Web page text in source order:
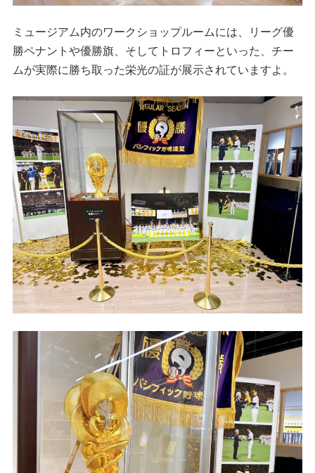
ミュージアム内のワークショップルームには、リーグ優
勝ペナントや優勝旗、そしてトロフィーといった、チー
ムが実際に勝ち取った栄光の証が展示されていますよ。